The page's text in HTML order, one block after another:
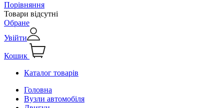
Порівняння
Товари відсутні
Обране
Увійти
Кошик
Каталог товарів
Головна
Вузли автомобіля